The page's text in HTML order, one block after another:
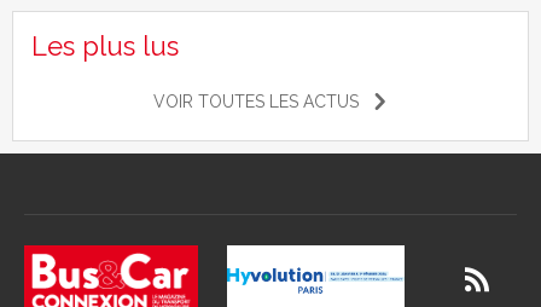
Les plus lus
VOIR TOUTES LES ACTUS